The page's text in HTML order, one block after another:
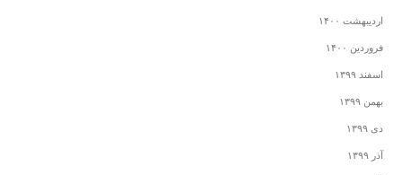
اردیبهشت ۱۴۰۰
فروردین ۱۴۰۰
اسفند ۱۳۹۹
بهمن ۱۳۹۹
دی ۱۳۹۹
آذر ۱۳۹۹